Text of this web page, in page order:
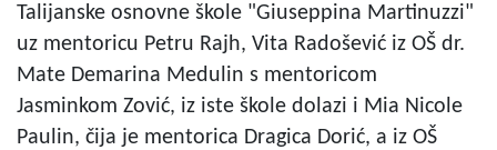
Talijanske osnovne škole "Giuseppina Martinuzzi"
uz mentoricu Petru Rajh, Vita Radošević iz OŠ dr.
Mate Demarina Medulin s mentoricom
Jasminkom Zović, iz iste škole dolazi i Mia Nicole
Paulin, čija je mentorica Dragica Dorić, a iz OŠ